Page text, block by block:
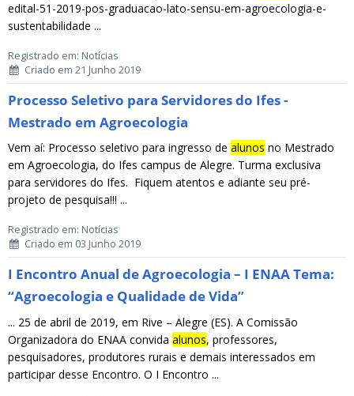
edital-51-2019-pos-graduacao-lato-sensu-em-agroecologia-e-
sustentabilidade ...
Registrado em: Notícias
Criado em 21 Junho 2019
Processo Seletivo para Servidores do Ifes -
Mestrado em Agroecologia
Vem aí: Processo seletivo para ingresso de alunos no Mestrado
em Agroecologia, do Ifes campus de Alegre. Turma exclusiva
para servidores do Ifes. Fiquem atentos e adiante seu pré-
projeto de pesquisa!!! ...
Registrado em: Notícias
Criado em 03 Junho 2019
I Encontro Anual de Agroecologia – I ENAA Tema:
“Agroecologia e Qualidade de Vida”
... 25 de abril de 2019, em Rive – Alegre (ES). A Comissão
Organizadora do ENAA convida alunos, professores,
pesquisadores, produtores rurais e demais interessados em
participar desse Encontro. O I Encontro ...